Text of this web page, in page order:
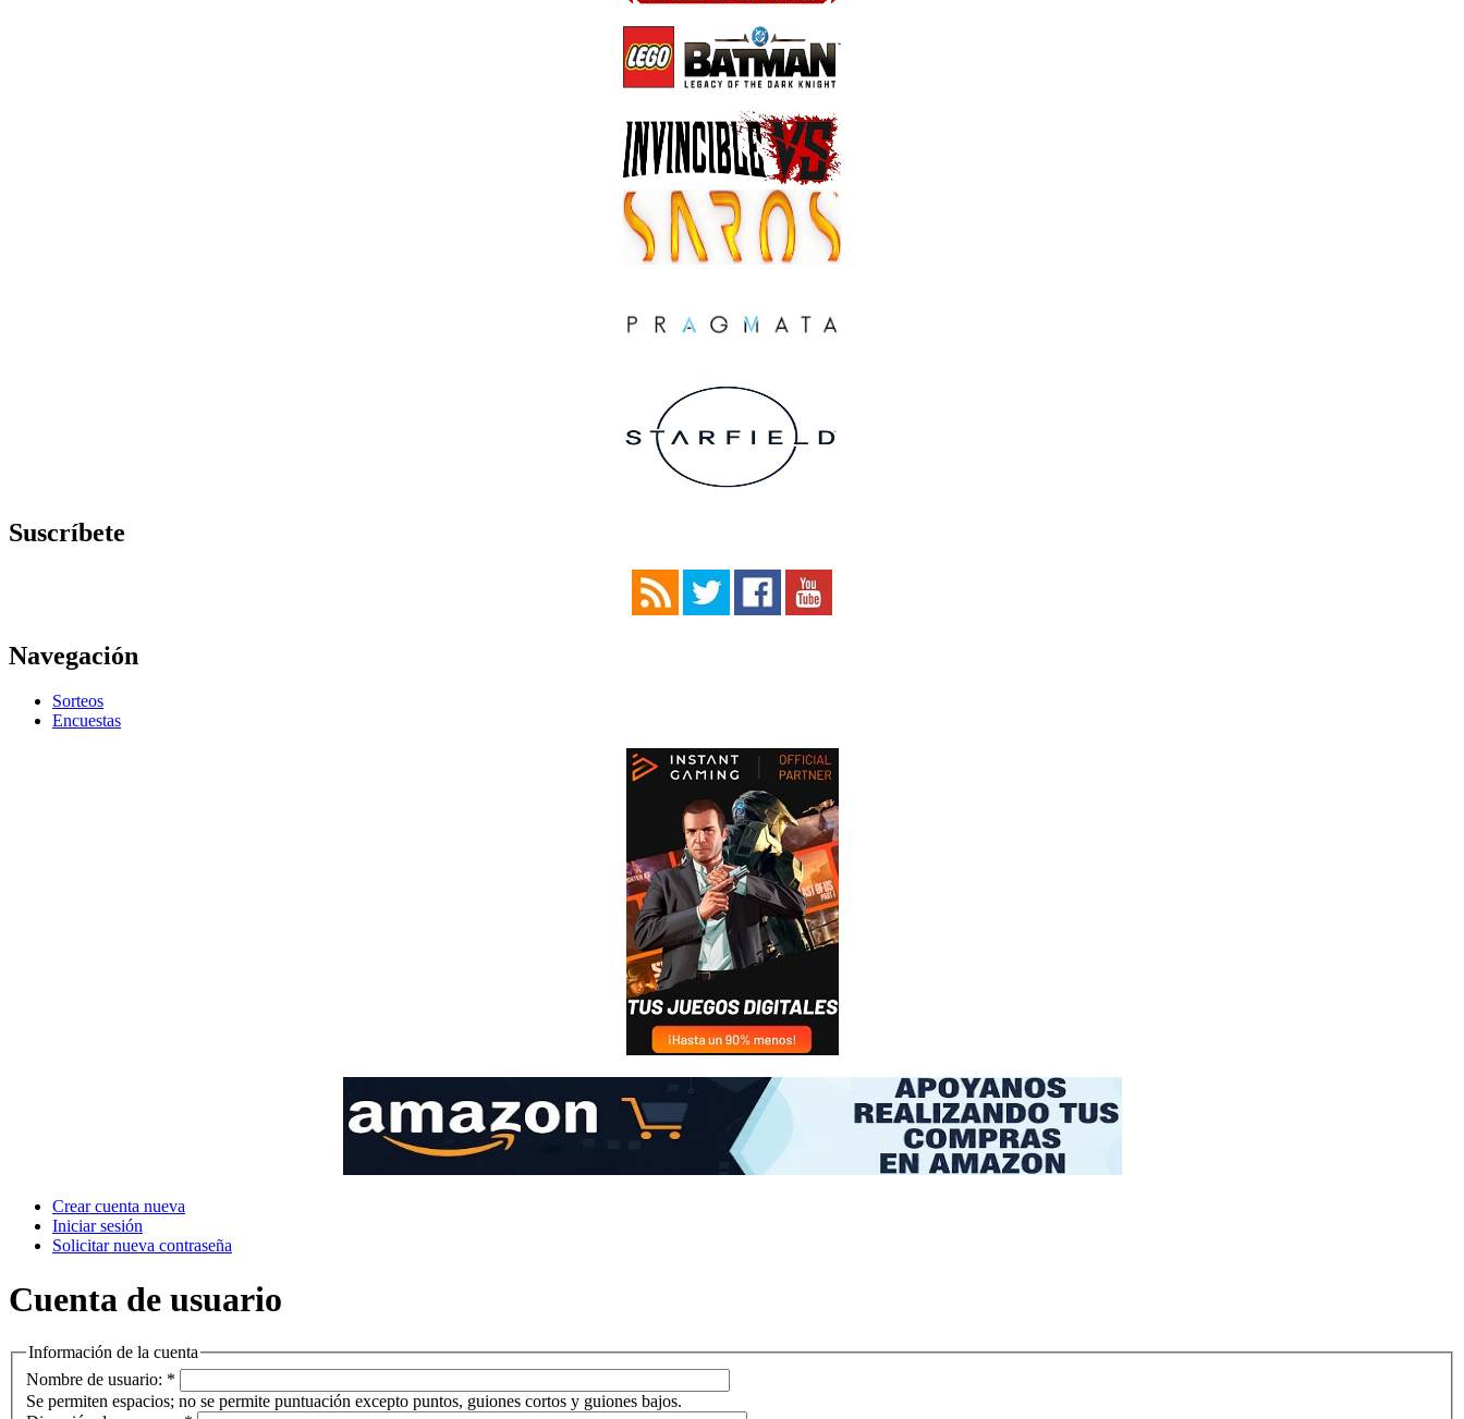
Suscríbete
Navegación
Sorteos
Encuestas
Crear cuenta nueva
Iniciar sesión
Solicitar nueva contraseña
Cuenta de usuario
Información de la cuenta
Nombre de usuario: *
Se permiten espacios; no se permite puntuación excepto puntos, guiones cortos y guiones bajos.